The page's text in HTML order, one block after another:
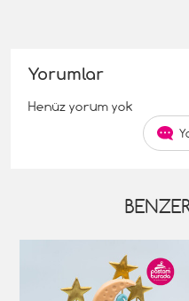
Yorumlar
Henüz yorum yok